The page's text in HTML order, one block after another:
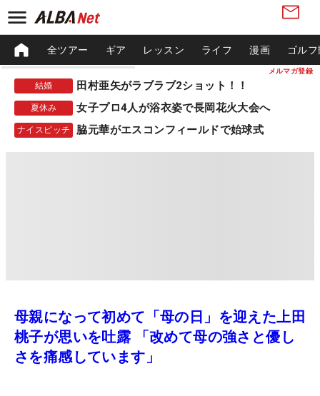
メルマガ登録
全ツアー ギア レッスン ライフ 漫画 ゴル
結婚 田村亜矢がラブラブ2ショット！！
夏休み 女子プロ4人が浴衣姿で長岡花火大会へ
ナイスピッチ 脇元華がエスコンフィールドで始球式
母親になって初めて「母の日」を迎えた上田
桃子が思いを吐露 「改めて母の強さと優し
さを痛感しています」